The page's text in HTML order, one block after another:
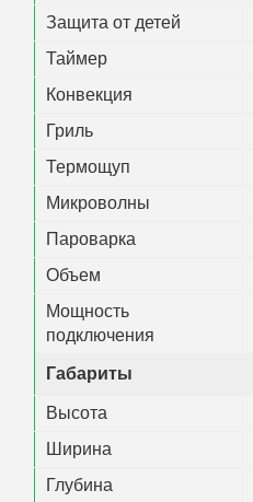
Защита от детей
Таймер
Конвекция
Гриль
Термощуп
Микроволны
Пароварка
Объем
Мощность
подключения
Габариты
Высота
Ширина
Глубина